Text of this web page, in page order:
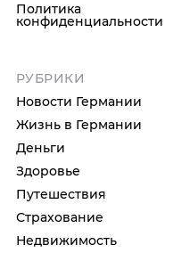
Политика
конфиденциальности
РУБРИКИ
Новости Германии
Жизнь в Германии
Деньги
Здоровье
Путешествия
Страхование
Недвижимость